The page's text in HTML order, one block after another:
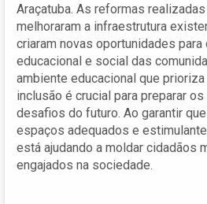
Araçatuba. As reformas
melhoraram a infraestrutura
criaram novas oportunidades
educacional e social das
ambiente educacional que
inclusão é crucial para preparar
desafios do futuro. Ao garantir
espaços adequados e
está ajudando a moldar cidadãos
engajados na sociedade.